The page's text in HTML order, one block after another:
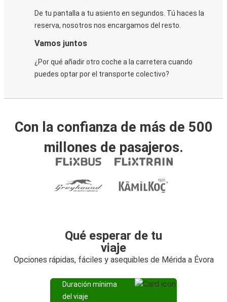
De tu pantalla a tu asiento en segundos. Tú haces la
reserva, nosotros nos encargamos del resto.
Vamos juntos
¿Por qué añadir otro coche a la carretera cuando
puedes optar por el transporte colectivo?
Con la confianza de más de 500
millones de pasajeros.
Qué esperar de tu
viaje
Opciones rápidas, fáciles y asequibles de Mérida a Évora
Duración mínima
del viaje